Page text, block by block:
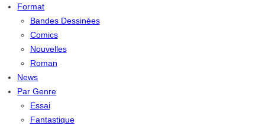
Format
Bandes Dessinées
Comics
Nouvelles
Roman
News
Par Genre
Essai
Fantastique